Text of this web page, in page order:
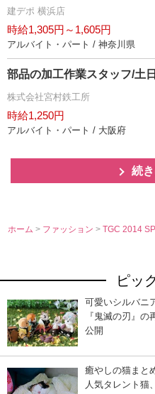
建デポ 横浜店
時給1,305円～1,605円
アルバイト・パート / 神奈川県
部品の加工作業スタッフ/土
株式会社宮村鉄工所
時給1,250円
アルバイト・パート / 大阪府
続
ホーム > ファッション>TGC 2014
ピッ
可愛いシルバニ
『鬼滅の刃』
公開
癒やしの猫まと
人気タレント猫